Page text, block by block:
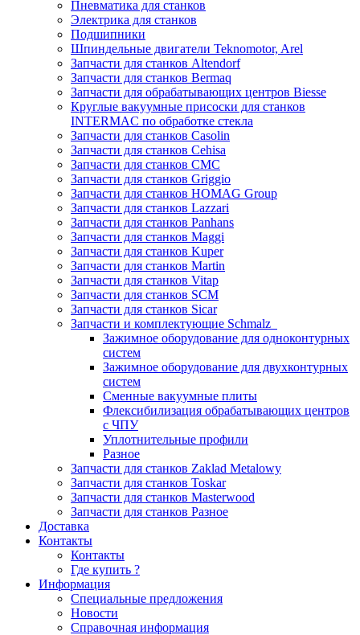
Пневматика для станков
Электрика для станков
Подшипники
Шпиндельные двигатели Teknomotor, Arel
Запчасти для станков Altendorf
Запчасти для станков Bermaq
Запчасти для обрабатывающих центров Biesse
Круглые вакуумные присоски для станков
INTERMAC по обработке стекла
Запчасти для станков Casolin
Запчасти для станков Cehisa
Запчасти для станков CMC
Запчасти для станков Griggio
Запчасти для станков HOMAG Group
Запчасти для станков Lazzari
Запчасти для станков Panhans
Запчасти для станков Maggi
Запчасти для станков Kuper
Запчасти для станков Martin
Запчасти для станков Vitap
Запчасти для станков SCM
Запчасти для станков Sicar
Запчасти и комплектующие Schmalz
Зажимное оборудование для одноконтурных
систем
Зажимное оборудование для двухконтурных
систем
Сменные вакуумные плиты
Флексибилизация обрабатывающих центров
с ЧПУ
Уплотнительные профили
Разное
Запчасти для станков Zaklad Metalowy
Запчасти для станков Toskar
Запчасти для станков Masterwood
Запчасти для станков Разное
Доставка
Контакты
Контакты
Где купить ?
Информация
Специальные предложения
Новости
Справочная информация